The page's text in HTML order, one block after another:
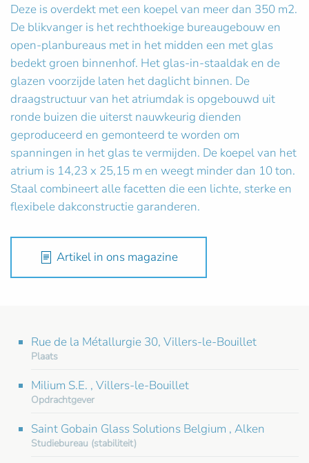
Deze is overdekt met een koepel van meer dan 350 m2.
De blikvanger is het rechthoekige bureaugebouw en
open-planbureaus met in het midden een met glas
bedekt groen binnenhof. Het glas-in-staaldak en de
glazen voorzijde laten het daglicht binnen. De
draagstructuur van het atriumdak is opgebouwd uit
ronde buizen die uiterst nauwkeurig dienden
geproduceerd en gemonteerd te worden om
spanningen in het glas te vermijden. De koepel van het
atrium is 14,23 x 25,15 m en weegt minder dan 10 ton.
Staal combineert alle facetten die een lichte, sterke en
flexibele dakconstructie garanderen.
Artikel in ons magazine
Rue de la Métallurgie 30, Villers-le-Bouillet
Plaats
Milium S.E. , Villers-le-Bouillet
Opdrachtgever
Saint Gobain Glass Solutions Belgium , Alken
Studiebureau (stabiliteit)